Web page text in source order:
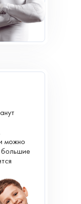
можно
большие